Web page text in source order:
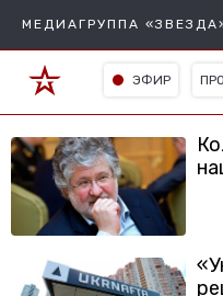
МЕДИАГРУППА
ЭФИР